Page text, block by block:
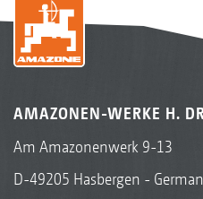
AMAZONEN-WERKE H.
Am Amazonenwerk 9-13
D-49205 Hasbergen -